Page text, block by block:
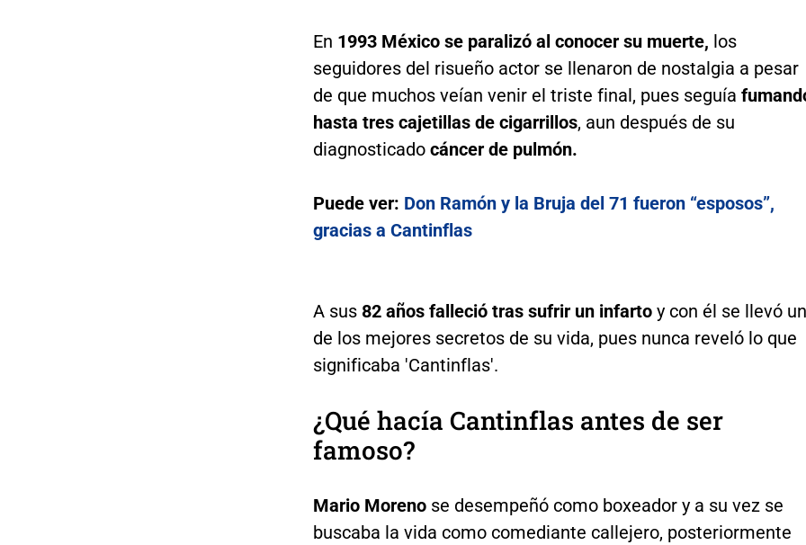
En 1993 México se paralizó al conocer su muerte, los
seguidores del risueño actor se llenaron de nostalgia a pesar
de que muchos veían venir el triste final, pues seguía
hasta tres cajetillas de cigarrillos, aun después de su
diagnosticadocáncer de pulmón.
Puede ver: Don Ramón y la Bruja del 71 fueron “esposos”,
gracias a Cantinflas
A sus 82 años falleció tras sufrir un infartoy con él se llevó
de los mejores secretos de su vida, pues nunca reveló lo que
significaba 'Cantinflas'.
¿Qué hacía Cantinflas antes de ser
famoso?
Mario Moreno se desempeñó como boxeador y a su vez se
buscaba la vida como comediante callejero, posteriormente